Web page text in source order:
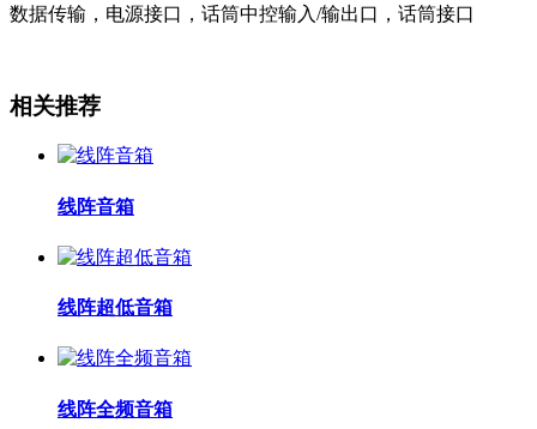
数据传输，电源接口，话筒中控输入/输出口，话筒接口
相关推荐
线阵音箱
线阵超低音箱
线阵全频音箱